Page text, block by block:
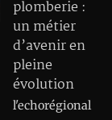
plomberie :
un métier
d’avenir en
pleine
évolution
l'echorégional